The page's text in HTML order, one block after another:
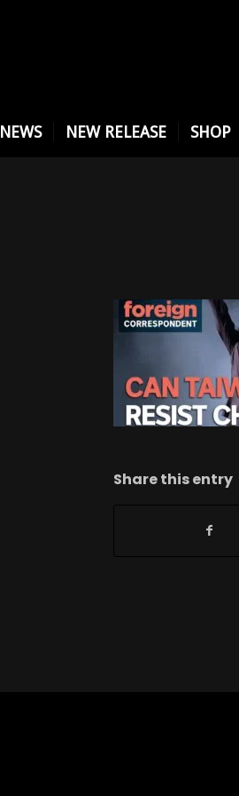
NEWS NEW RELEASE SHOP
Share this entry